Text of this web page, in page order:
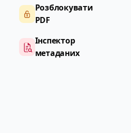
Розблокувати
PDF
Інспектор
метаданих